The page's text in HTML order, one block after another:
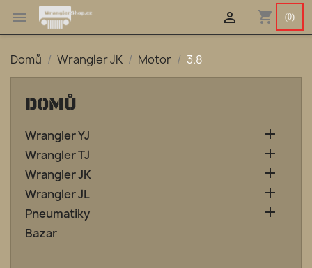
 shopping_cart (0)

Domů Wrangler JK Motor 3.8
DOMŮ
Wrangler YJ 
Wrangler TJ 
Wrangler JK 
Wrangler JL 
Pneumatiky 
Bazar